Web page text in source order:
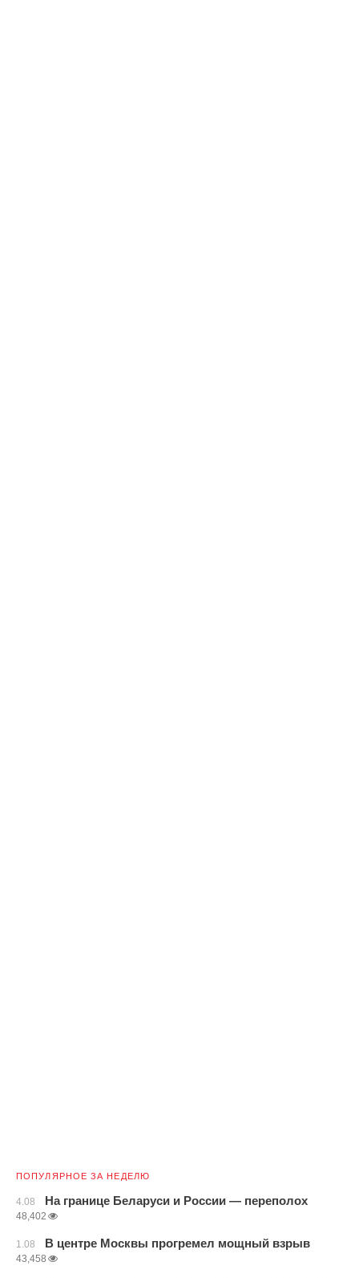
ПОПУЛЯРНОЕ ЗА НЕДЕЛЮ
4.08 На границе Беларуси и России — переполох
48,402
1.08 В центре Москвы прогремел мощный взрыв
43,458